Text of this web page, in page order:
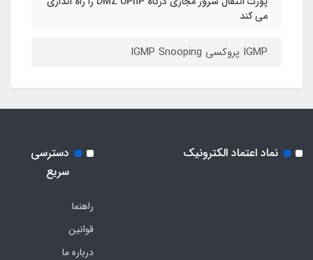
می کند
IGMP پروکسی IGMP Snooping
نماد اعتماد الکترونیک
دسترسی
سریع
راهنما
قوانین
درباره ما